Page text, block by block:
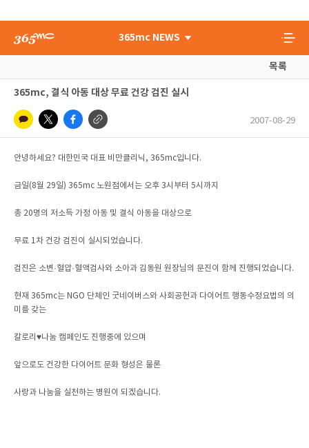
365mc NEWS
목록
365mc, 결식 아동 대상 무료 건강 검진 실시
2007-08-29
안녕하세요? 대한민국 대표 비만클리닉, 365mc입니다.
금일(8월 29일) 365mc 노원점에서는 오후 3시부터 5시까지
총 20명의 저소득 가정 아동 및 결식 아동을 대상으로
무료 1차 건강 검진이 실시되었습니다.
검진은 소변·혈압·혈액검사와 소아과 김동원 원장님의 문진이 함께 진행되었습니다.
현재 365mc는 NGO 단체인 굿네이버스와 사회공헌과 다이어트 행동수정요법의 의
미를 갖는
칼로리♥나눔 캠페인도 진행중에 있으며
앞으로도 건강한 다이어트 문화 형성은 물론
사랑과 나눔을 실천하는 병원이 되겠습니다.